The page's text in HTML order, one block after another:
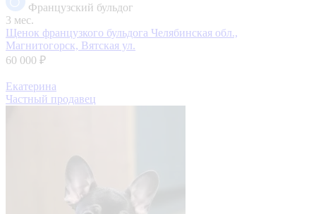
Французский бульдог
3 мес.
Щенок французкого бульдога Челябинская обл.,
Магнитогорск, Вятская ул.
60 000 ₽
Екатерина
Частный продавец